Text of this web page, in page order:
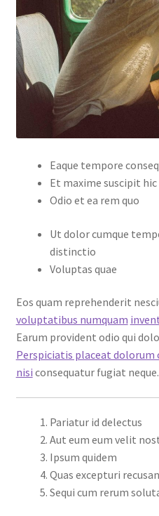
Eaque tempore
Et maxime suscipit hic
Odio et ea rem quo
Ut dolor cumque
distinctio
Voluptas quae
Eos quam reprehenderit
voluptatibus numquam
Earum provident odio qui
Perspiciatis placeat dolorum
nisi consequatur fugiat neque.
Pariatur id delectus
Aut eum eum velit
Ipsum quidem
Quas excepturi
Sequi cum rerum